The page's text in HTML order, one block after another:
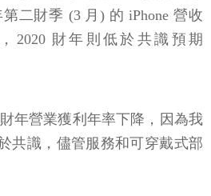
二財季 (3 月) 的 iPhone 營收
2020 財年則低於共識預期
財年營業獲利年率下降，因為我
共識，儘管服務和可穿戴式部